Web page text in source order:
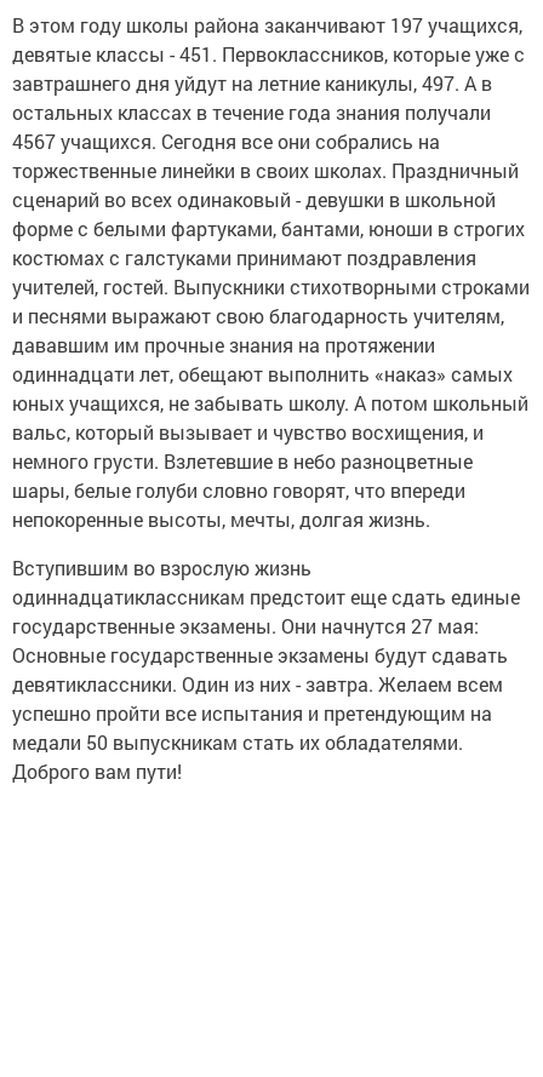
В этом году школы района заканчивают 197 учащихся,
девятые классы - 451. Первоклассников, которые уже с
завтрашнего дня уйдут на летние каникулы, 497. А в
остальных классах в течение года знания получали
4567 учащихся. Сегодня все они собрались на
торжественные линейки в своих школах. Праздничный
сценарий во всех одинаковый - девушки в школьной
форме с белыми фартуками, бантами, юноши в строгих
костюмах с галстуками принимают поздравления
учителей, гостей. Выпускники стихотворными строками
и песнями выражают свою благодарность учителям,
дававшим им прочные знания на протяжении
одиннадцати лет, обещают выполнить «наказ» самых
юных учащихся, не забывать школу. А потом школьный
вальс, который вызывает и чувство восхищения, и
немного грусти. Взлетевшие в небо разноцветные
шары, белые голуби словно говорят, что впереди
непокоренные высоты, мечты, долгая жизнь.
Вступившим во взрослую жизнь
одиннадцатиклассникам предстоит еще сдать единые
государственные экзамены. Они начнутся 27 мая:
Основные государственные экзамены будут сдавать
девятиклассники. Один из них - завтра. Желаем всем
успешно пройти все испытания и претендующим на
медали 50 выпускникам стать их обладателями.
Доброго вам пути!